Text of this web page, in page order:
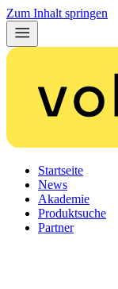
Zum Inhalt springen
Startseite
News
Akademie
Produktsuche
Partner